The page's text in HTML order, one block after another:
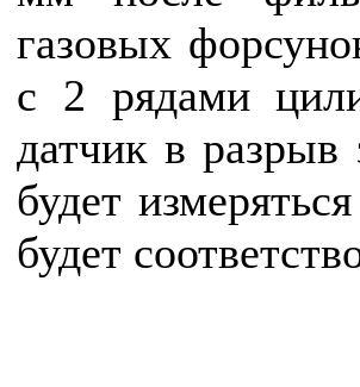
газовых
с 2 рядами
датчик в разрыв
будет
будет